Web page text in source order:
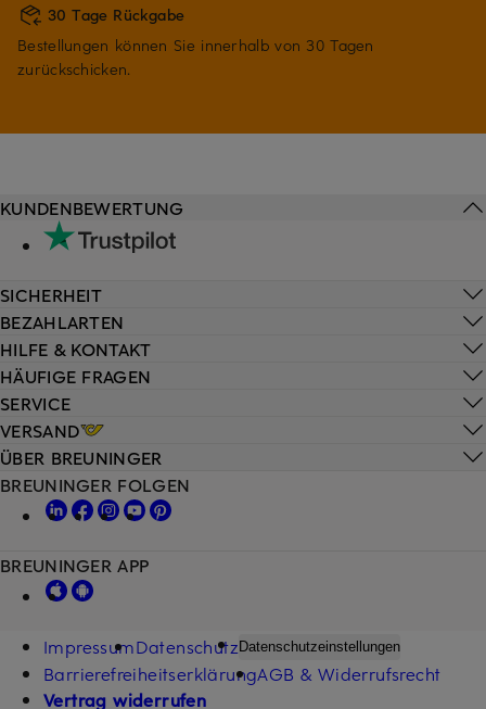
30 Tage Rückgabe
Bestellungen können Sie innerhalb von 30 Tagen
zurückschicken.
HILFE & KONTAKT
HÄUFIGE FRAGEN
SERVICE
VERSAND
KUNDENBEWERTUNG
SICHERHEIT
BEZAHLARTEN
ÜBER BREUNINGER
BREUNINGER FOLGEN
BREUNINGER APP
ImpressumDatenschutz Datenschutzeinstellungen
BarrierefreiheitserklärungAGB & Widerrufsrecht
Vertrag widerrufen